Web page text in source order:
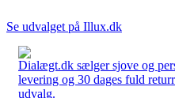
Se udvalget på Illux.dk
Dialægt.dk sælger sjove og
levering og 30 dages fuld
udvalg.